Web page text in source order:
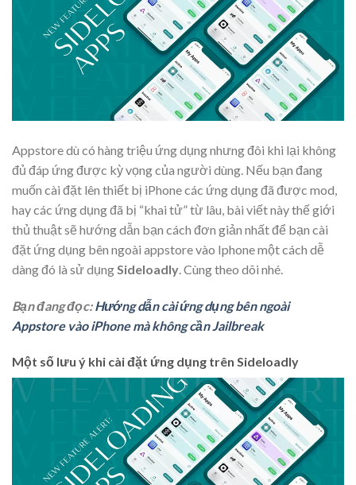
Appstore dù có hàng triệu ứng dụng nhưng đôi khi lại không
đủ đáp ứng được kỳ vọng của người dùng. Nếu bạn đang
muốn cài đặt lên thiết bị iPhone các ứng dụng đã được mod,
hay các ứng dụng đã bị “khai tử” từ lâu, bài viết này thế giới
thủ thuật sẽ hướng dẫn bạn cách đơn giản nhất để bạn cài
đặt ứng dụng bên ngoài appstore vào Iphone một cách dễ
dàng đó là sử dụng Sideloadly . Cùng theo dõi nhé.
Bạn đang đọc:Hướng dẫn cài ứng dụng bên ngoài
Appstore vào iPhone mà không cần Jailbreak
Một số lưu ý khi cài đặt ứng dụng trên Sideloadly